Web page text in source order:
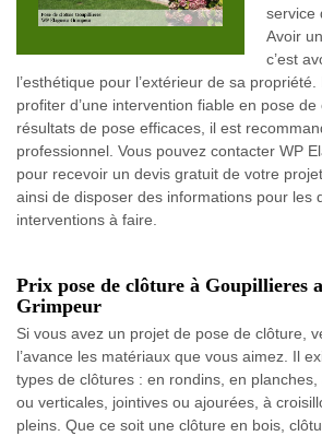
service
Avoir
c’est
l’esthétique pour l’extérieur de sa
profiter d’une intervention fiable en pose
résultats de pose efficaces, il est
professionnel. Vous pouvez contacter WP
pour recevoir un devis gratuit de votre
ainsi de disposer des informations pour les
interventions à faire.
Prix pose de clôture à Goupillieres
Grimpeur
Si vous avez un projet de pose de clôture,
l’avance les matériaux que vous aimez. Il
types de clôtures : en rondins, en
ou verticales, jointives ou ajourées, à
pleins. Que ce soit une clôture en bois,